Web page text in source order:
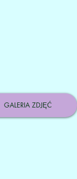
GALERIA ZDJĘĆ